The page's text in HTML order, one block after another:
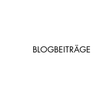
BLOGBEITRÄGE